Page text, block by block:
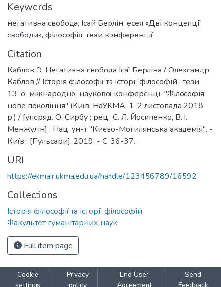
Keywords
негативна свобода, Ісай Берлін, есея «Дві концепції
свободи», філософія, тези конференції
Citation
Каблов О. Негативна свобода Ісаї Берліна / Олександр
Каблов // Історія філософії та історії філософій : тези
13-ої міжнародної наукової конференції "Філософія:
нове покоління" (Київ, НаУКМА, 1-2 листопада 2018
р.) / [упоряд. О. Сирбу ; рец.: С. Л. Йосипенко, В. І.
Менжулін] ; Нац. ун-т "Києво-Могилянська академія". -
Київ : [Пульсари], 2019. - С. 36-37.
URI
https://ekmair.ukma.edu.ua/handle/123456789/16592
Collections
Історія філософії та історії філософій
Факультет гуманітарних наук
Full item page
Cookie
settings
Privacy
policy
End User
Agreement
Send
Feedback